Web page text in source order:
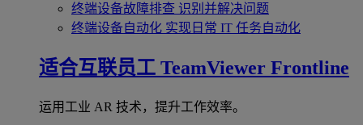
终端设备故障排查 识别并解决问题
终端设备自动化 实现日常 IT 任务自动化
适合互联员工 TeamViewer Frontline
运用工业 AR 技术，提升工作效率。